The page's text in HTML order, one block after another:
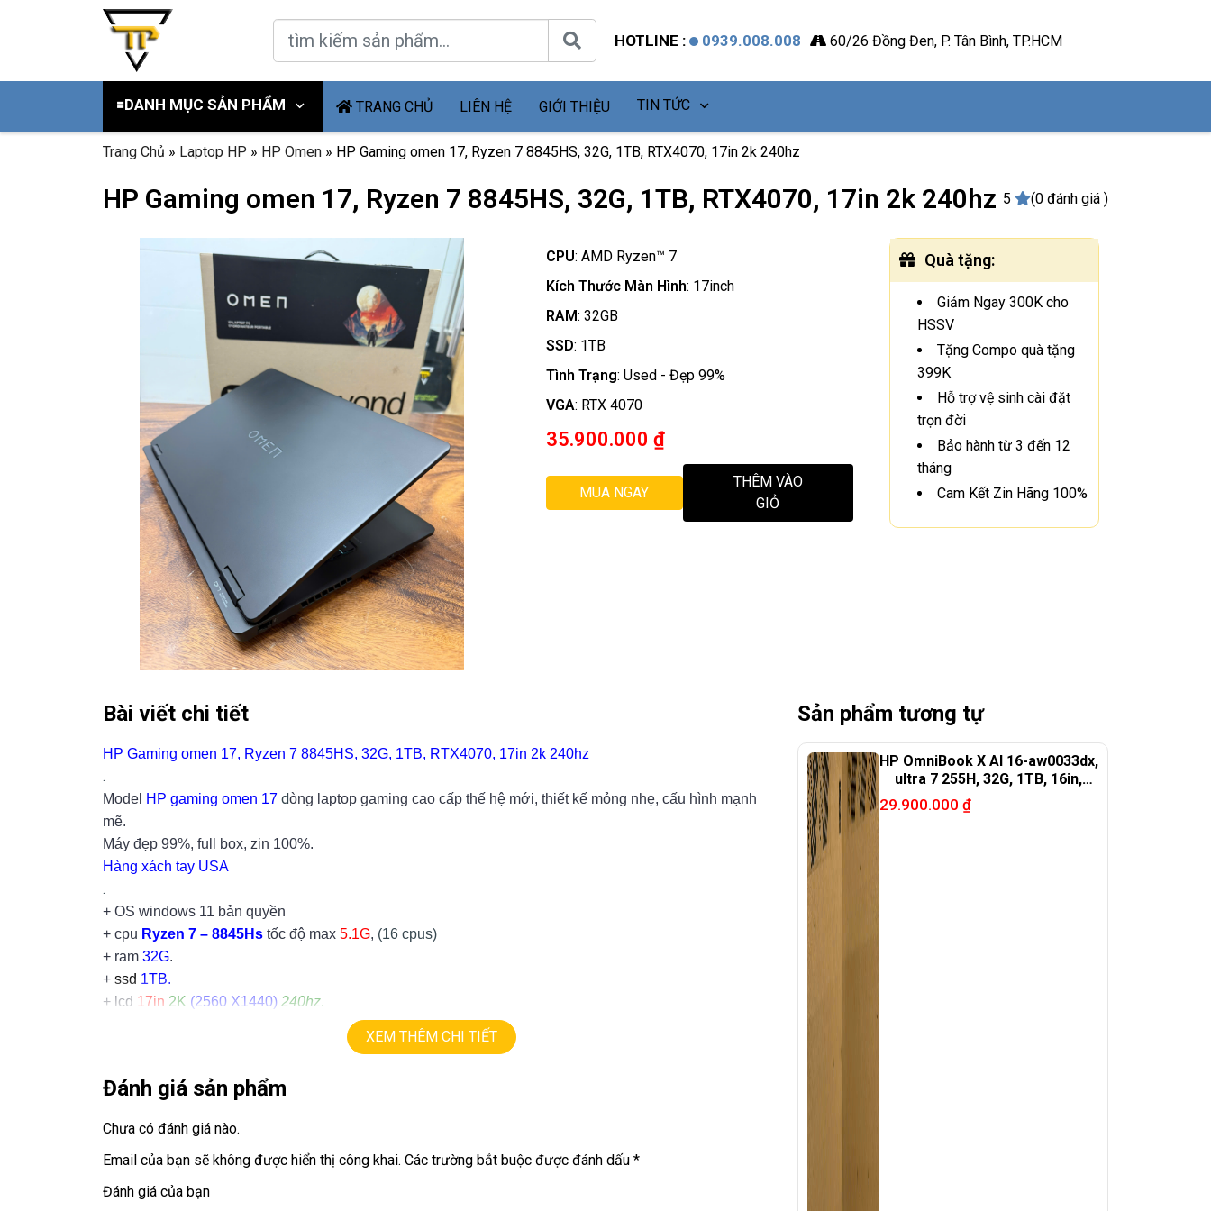
HOTLINE : 0939.008.008 60/26 Đồng Đen, P. Tân Bình, TP.HCM
🟰DANH MỤC SẢN PHẨM TRANG CHỦ LIÊN HỆ GIỚI THIỆU TIN TỨC
Trang Chủ » Laptop HP » HP Omen » HP Gaming omen 17, Ryzen 7 8845HS, 32G, 1TB, RTX4070, 17in 2k 240hz
HP Gaming omen 17, Ryzen 7 8845HS, 32G, 1TB, RTX4070, 17in 2k 240hz 5 (0 đánh giá )
CPU: AMD Ryzen™ 7
Kích Thước Màn Hình: 17inch
RAM: 32GB
SSD: 1TB
Tình Trạng: Used - Đẹp 99%
VGA: RTX 4070
35.900.000 ₫
MUA NGAY
THÊM VÀO
GIỎ
Quà tặng:
Giảm Ngay 300K cho
HSSV
Tặng Compo quà tặng
399K
Hỗ trợ vệ sinh cài đặt
trọn đời
Bảo hành từ 3 đến 12
tháng
Cam Kết Zin Hãng 100%
Bài viết chi tiết
HP Gaming omen 17, Ryzen 7 8845HS, 32G, 1TB, RTX4070, 17in 2k 240hz
.
Model HP gaming omen 17 dòng laptop gaming cao cấp thế hệ mới, thiết kế mỏng nhẹ, cấu hình mạnh
mẽ.
Máy đẹp 99%, full box, zin 100%.
Hàng xách tay USA
.
+ OS windows 11 bản quyền
+ cpu Ryzen 7 – 8845Hs tốc độ max 5.1G, (16 cpus)
+ ram 32G.
+ ssd 1TB.
+ lcd 17in 2K (2560 X1440) 240hz.
+ USB type C, usb 3.0, webcam, hdmi…
Giá :35.9tr
💻LAPTOP TRIỀU PHÁT • UY TÍN • CHẤT LƯỢNG • GIÁ TỐT💻
XEM THÊM CHI TIẾT
Đánh giá sản phẩm
Chưa có đánh giá nào.
Email của bạn sẽ không được hiển thị công khai. Các trường bắt buộc được đánh dấu *
Đánh giá của bạn
Sản phẩm tương tự
HP OmniBook X AI 16-aw0033dx,
ultra 7 255H, 32G, 1TB, 16in,
RTX4050
29.900.000 ₫